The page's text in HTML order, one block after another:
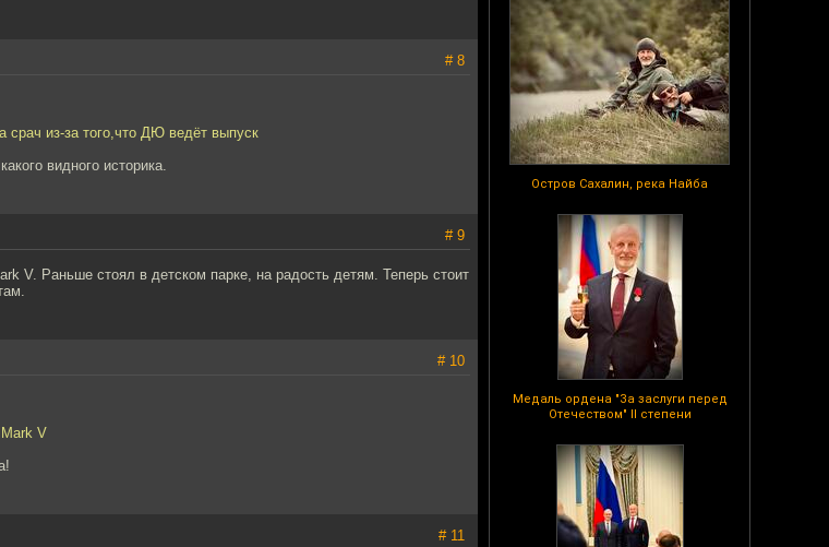
Остров Сахалин, река Найба
Медаль ордена "За заслуги перед
Отечеством" II степени
# 8
из-за того,что ДЮ ведёт выпуск
видного историка.
# 9
V. Раньше стоял в детском парке, на радость детям. Теперь стоит
# 10
V
# 11